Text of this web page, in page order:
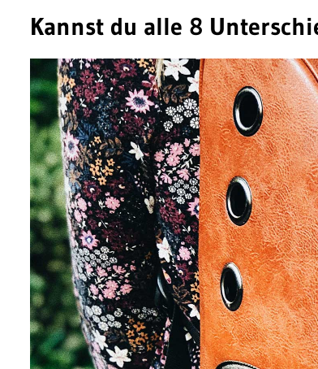
Kannst du alle 8